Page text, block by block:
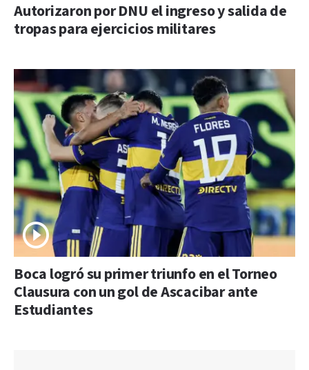
Autorizaron por DNU el ingreso y salida de
tropas para ejercicios militares
Boca logró su primer triunfo en el Torneo
Clausura con un gol de Ascacibar ante
Estudiantes